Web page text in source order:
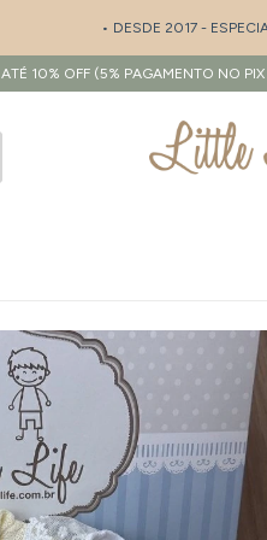
• DESDE 2017 -
ATÉ 10% OFF (5% PAGAMENTO NO